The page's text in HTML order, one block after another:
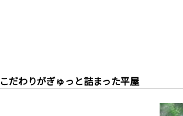
こだわりがぎゅっと詰まった平屋